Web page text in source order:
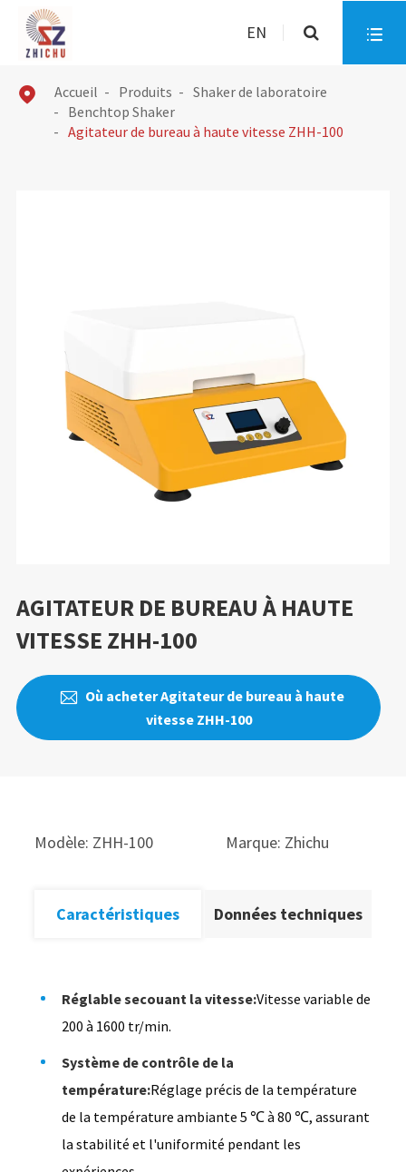
EN 
 Accueil Produits
Shaker de laboratoire
Benchtop Shaker
Agitateur de bureau à haute vitesse ZHH-100
AGITATEUR DE BUREAU À HAUTE
VITESSE ZHH-100
 Où acheter Agitateur de bureau à haute
vitesse ZHH-100
Modèle: ZHH-100 Marque: Zhichu
Caractéristiques Données techniques
Réglable secouant la vitesse:Vitesse variable de
200 à 1600 tr/min.
Système de contrôle de la
température:Réglage précis de la température
de la température ambiante 5 ℃ à 80 ℃, assurant
la stabilité et l'uniformité pendant les